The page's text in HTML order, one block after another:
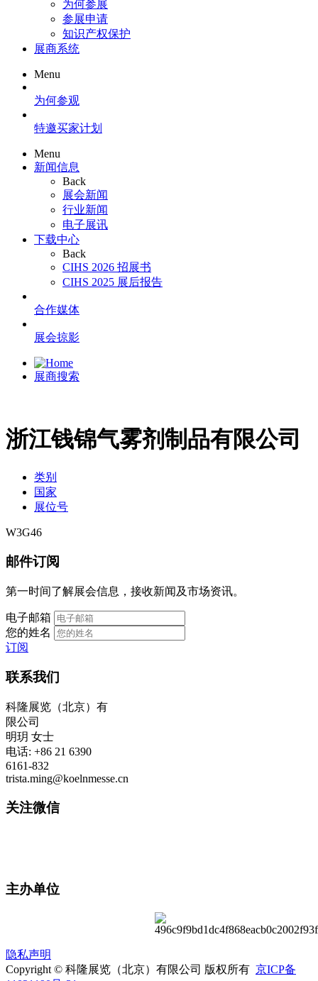
为何参展
参展申请
知识产权保护
展商系统
Menu
为何参观
特邀买家计划
Menu
新闻信息
Back
展会新闻
行业新闻
电子展讯
下载中心
Back
CIHS 2026 招展书
CIHS 2025 展后报告
合作媒体
展会掠影
展商搜索
浙江钱锦气雾剂制品有限公司
类别
国家
展位号
W3G46
邮件订阅
第一时间了解展会信息，接收新闻及市场资讯。
电子邮箱
您的姓名
订阅
联系我们
科隆展览（北京）有
限公司
明玥 女士
电话: +86 21 6390
6161-832
trista.ming@koelnmesse.cn
关注微信
主办单位
隐私声明
Copyright © 科隆展览（北京）有限公司 版权所有 京ICP备